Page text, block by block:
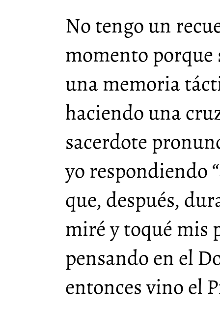
No tengo un
momento
una memoria
haciendo una
sacerdote
yo respondiendo
que, después,
miré y toqué mis
pensando en el
entonces vino el